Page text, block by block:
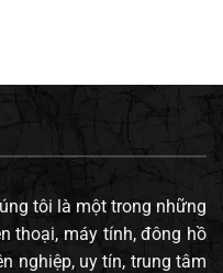
tôi là một trong những
thoại, máy tính, đông hồ
nghiệp, uy tín, trung tâm